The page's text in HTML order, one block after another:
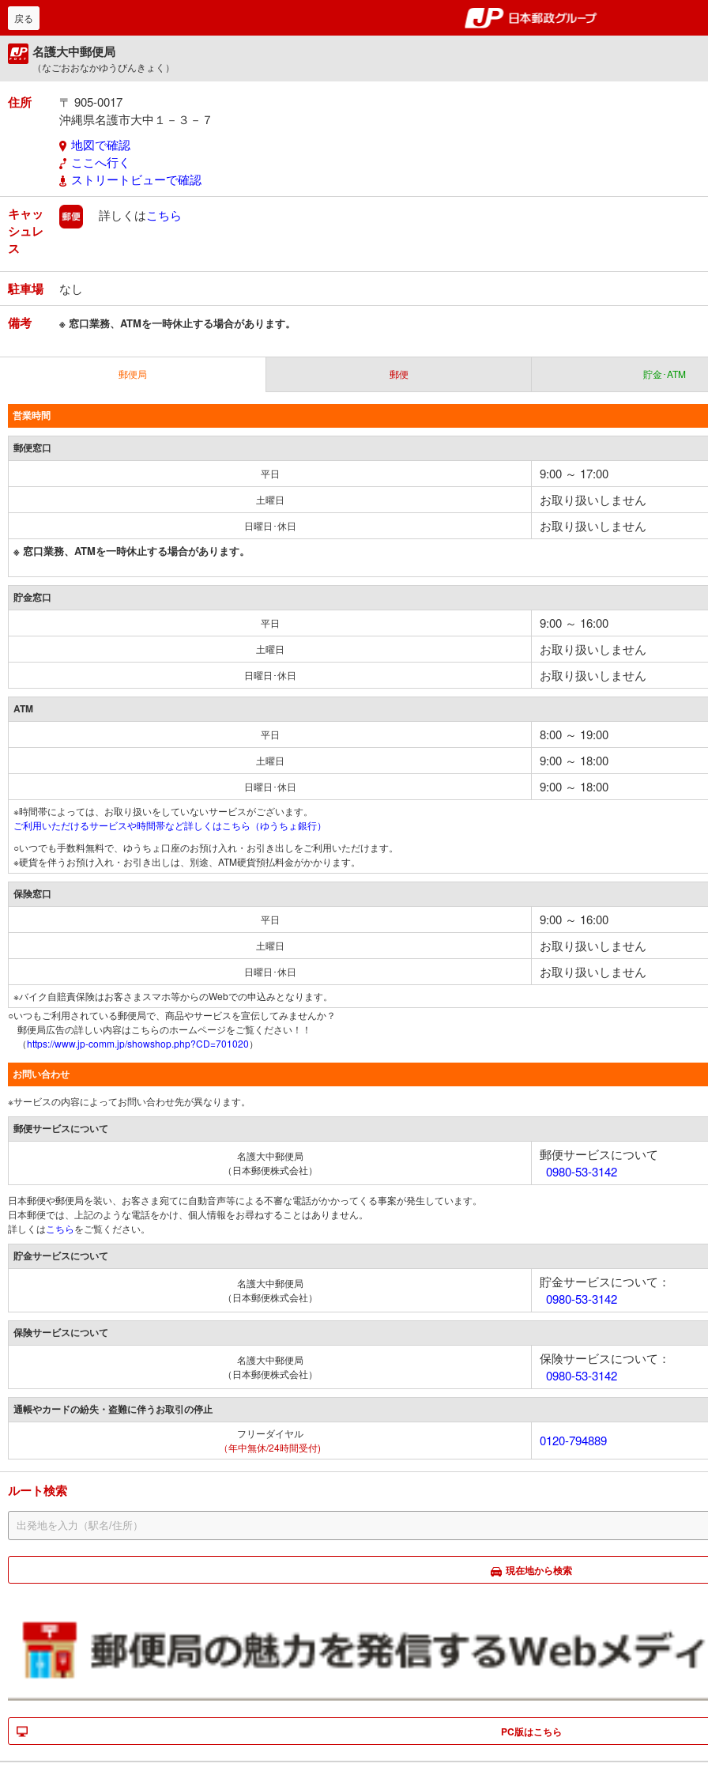
郵便局・日本郵政グルー
戻る
名護大中郵便局
（なごおおなかゆうびんきょく）
住所
〒 905-0017
沖縄県名護市大中１－３－７
地図で確認
ここへ行く
ストリートビューで確認
キャッ
シュレ
ス
郵便
詳しくはこちら
駐車場 なし
備考 ※ 窓口業務、ATMを一時休止する場合があります。
郵便局 郵便 貯金･ATM
営業時間
郵便窓口
平日 9:00 ～ 17:00
土曜日 お取り扱いしません
日曜日･休日 お取り扱いしません
※ 窓口業務、ATMを一時休止する場合があります。
貯金窓口
平日 9:00 ～ 16:00
土曜日 お取り扱いしません
日曜日･休日 お取り扱いしません
ATM
平日 8:00 ～ 19:00
土曜日 9:00 ～ 18:00
日曜日･休日 9:00 ～ 18:00
※時間帯によっては、お取り扱いをしていないサービスがございます。
ご利用いただけるサービスや時間帯など詳しくはこちら（ゆうちょ銀行）
○いつでも手数料無料で、ゆうちょ口座のお預け入れ・お引き出しをご利用いただけます。
※硬貨を伴うお預け入れ・お引き出しは、別途、ATM硬貨預払料金がかかります。
保険窓口
平日 9:00 ～ 16:00
土曜日 お取り扱いしません
日曜日･休日 お取り扱いしません
※バイク自賠責保険はお客さまスマホ等からのWebでの申込みとなります。
○いつもご利用されている郵便局で、商品やサービスを宣伝してみませんか？
郵便局広告の詳しい内容はこちらのホームページをご覧ください！！
（https://www.jp-comm.jp/showshop.php?CD=701020）
お問い合わせ
※サービスの内容によってお問い合わせ先が異なります。
郵便サービスについて
名護大中郵便局
（日本郵便株式会社）
郵便サービスについて
0980-53-3142
日本郵便や郵便局を装い、お客さま宛てに自動音声等による不審な電話がかかってくる事案が発生しています。
日本郵便では、上記のような電話をかけ、個人情報をお尋ねすることはありません。
詳しくは こちらをご覧ください。
貯金サービスについて
名護大中郵便局
（日本郵便株式会社）
貯金サービスについて：
0980-53-3142
保険サービスについて
名護大中郵便局
（日本郵便株式会社）
保険サービスについて：
0980-53-3142
通帳やカードの紛失・盗難に伴うお取引の停止
フリーダイヤル
（年中無休/24時間受付)
0120-794889
ルート検索
現在地から検索
PC版はこちら